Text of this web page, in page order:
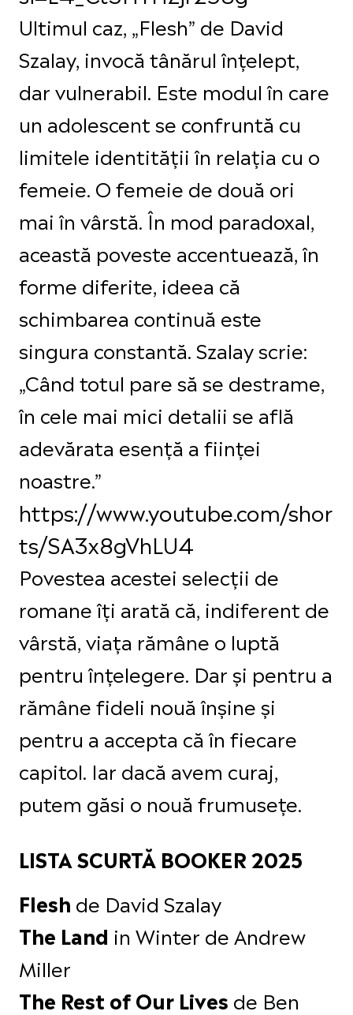
Ultimul caz, „Flesh” de David
Szalay, invocă tânărul înțelept,
dar vulnerabil. Este modul în care
un adolescent se confruntă cu
limitele identității în relația cu o
femeie. O femeie de două ori
mai în vârstă. În mod paradoxal,
această poveste accentuează, în
forme diferite, ideea că
schimbarea continuă este
singura constantă. Szalay scrie:
„Când totul pare să se destrame,
în cele mai mici detalii se află
adevărata esență a ființei
noastre.”
https://www.youtube.com/shor
ts/SA3x8gVhLU4
Povestea acestei selecții de
romane îți arată că, indiferent de
vârstă, viața rămâne o luptă
pentru înțelegere. Dar și pentru a
rămâne fideli nouă înșine și
pentru a accepta că în fiecare
capitol. Iar dacă avem curaj,
putem găsi o nouă frumusețe.
LISTA SCURTĂ BOOKER 2025
Flesh de David Szalay
The Land in Winter de Andrew
Miller
The Rest of Our Lives de Ben